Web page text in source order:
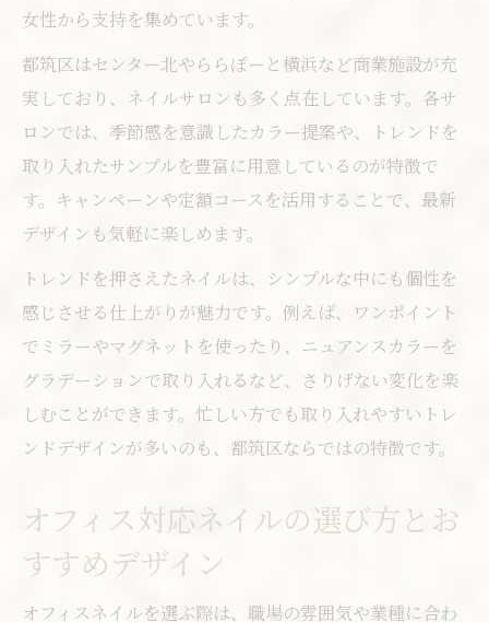
職場で好印象なネイルの選び方と工夫
ジェルネイルや定額メニューの活用術
ネイルサロンで相談できるデザイン提案
都筑区で叶える理想のオフィスネイル体験
女性から支持を集めています。
都筑区はセンター北やららぽーと横浜など商業施設が充
実しており、ネイルサロンも多く点在しています。各サ
ロンでは、季節感を意識したカラー提案や、トレンドを
取り入れたサンプルを豊富に用意しているのが特徴で
す。キャンペーンや定額コースを活用することで、最新
デザインも気軽に楽しめます。
トレンドを押さえたネイルは、シンプルな中にも個性を
感じさせる仕上がりが魅力です。例えば、ワンポイント
でミラーやマグネットを使ったり、ニュアンスカラーを
グラデーションで取り入れるなど、さりげない変化を楽
しむことができます。忙しい方でも取り入れやすいトレ
ンドデザインが多いのも、都筑区ならではの特徴です。
オフィス対応ネイルの選び方とお
すすめデザイン
オフィスネイルを選ぶ際は、職場の雰囲気や業種に合わ